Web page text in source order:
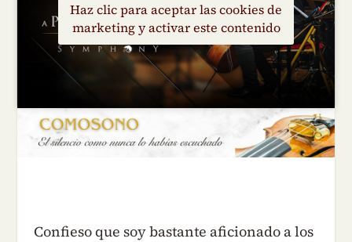
Haz clic para aceptar las cookies de
marketing y activar este contenido
Confieso que soy bastante aficionado a los